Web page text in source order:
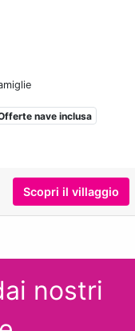
nave inclusa
Scopri il villaggio
nostri